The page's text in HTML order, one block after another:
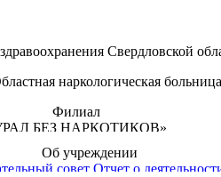
Свердловской
наркологическая больница
Филиал
БЕЗ НАРКОТИКОВ»
358-11-91onb-public@mis66.ru
Об учреждении
совет Отчет о